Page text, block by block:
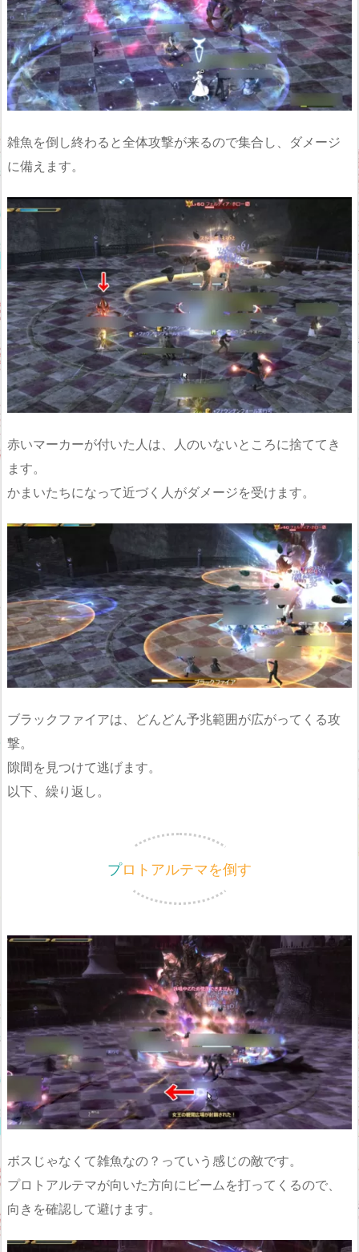
雑魚を倒し終わると全体攻撃が来るので集合し、ダメージ
に備えます。
赤いマーカーが付いた人は、人のいないところに捨ててき
ます。
かまいたちになって近づく人がダメージを受けます。
ブラックファイアは、どんどん予兆範囲が広がってくる攻
撃。
隙間を見つけて逃げます。
以下、繰り返し。
プロトアルテマを倒す
ボスじゃなくて雑魚なの？っていう感じの敵です。
プロトアルテマが向いた方向にビームを打ってくるので、
向きを確認して避けます。